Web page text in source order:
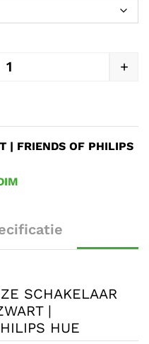
ECODIM | DRAADLOZE +
| FRIENDS OF PHILIPS
SCHAKELAAR
|
HUE